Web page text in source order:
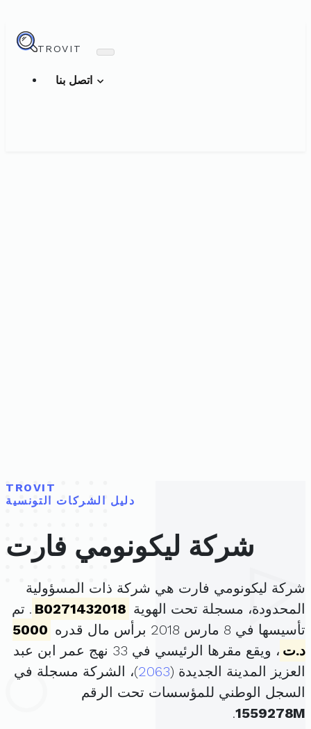
TROVIT
TROVIT
دليل الشركات التونسية
شركة ليكونومي فارت
شركة ليكونومي فارت هي شركة ذات المسؤولية
المحدودة، مسجلة تحت الهوية B0271432018 . تم
تأسيسها في 8 مارس 2018 برأس مال قدره
5000
د.ت
، ويقع مقرها الرئيسي في 33 نهج عمر ابن عبد
العزيز المدينة الجديدة (2063)، الشركة مسجلة في
السجل الوطني للمؤسسات تحت الرقم
1559278M
.